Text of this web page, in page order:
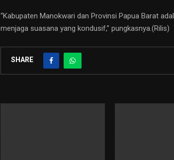
“Kabupaten Manokwari dan Provinsi Papua Barat
menjaga suasana yang kondusif,” pungkasnya.(Rilis)
SHARE